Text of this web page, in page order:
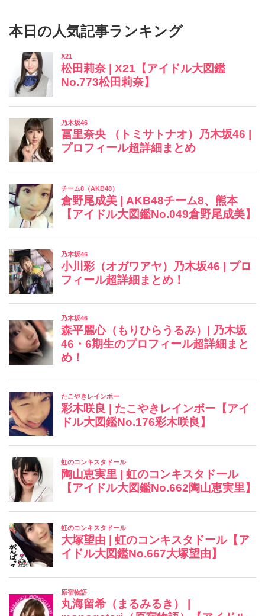
本日の人気記事ランキング